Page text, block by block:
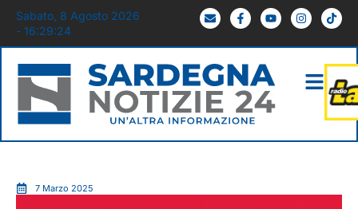
Sabato, 8 Agosto 2026
- 16:29:25
7 Marzo 2025